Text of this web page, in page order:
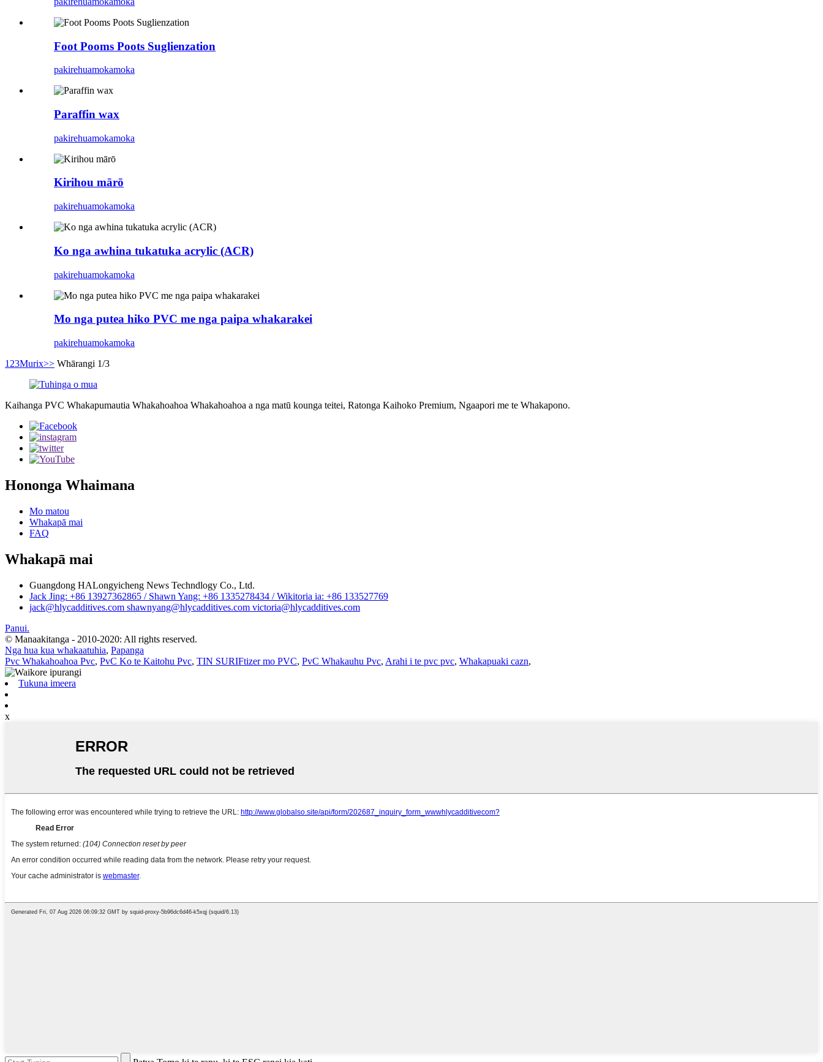
Foot Pooms Poots Suglienzation
pakirehuamokamoka
Paraffin wax
pakirehuamokamoka
Kirihou mārō
pakirehuamokamoka
Ko nga awhina tukatuka acrylic (ACR)
pakirehuamokamoka
Mo nga putea hiko PVC me nga paipa whakarakei
pakirehuamokamoka
1 23Murix>> Whārangi 1/3
Kaihanga PVC Whakapumautia Whakahoahoa Whakahoahoa a nga matū kounga teitei, Ratonga Kaihoko Premium, Ngaapori me te Whakapono.
Hononga Whaimana
Mo matou
Whakapā mai
FAQ
Whakapā mai
Guangdong HALongyicheng News Techndlogy Co., Ltd.
Jack Jing: +86 13927362865 / Shawn Yang: +86 1335278434 / Wikitoria ia: +86 133527769
jack@hlycadditives.com shawnyang@hlycadditives.com victoria@hlycadditives.com
Panui.
© Manaakitanga - 2010-2020: All rights reserved.
Nga hua kua whakaatuhia, Papanga
Pvc Whakahoahoa Pvc, PvC Ko te Kaitohu Pvc, TIN SURIFtizer mo PVC, PvC Whakauhu Pvc, Arahi i te pvc pvc, Whakapuaki cazn,
Tukuna imeera
x